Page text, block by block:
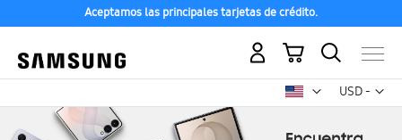
Aceptamos las principales tarjetas de crédito.
USD -
dólar
Mi carrito